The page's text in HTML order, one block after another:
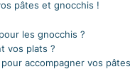
pâtes et gnocchis !
les gnocchis ?
vos plats ?
accompagner vos